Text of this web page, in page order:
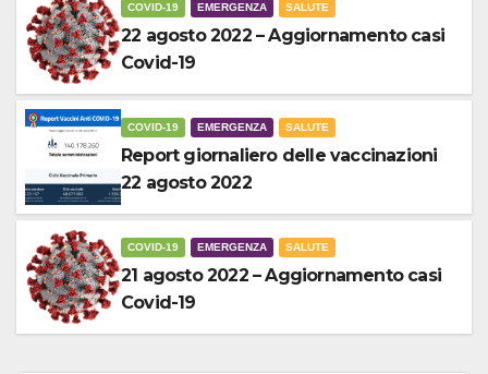
COVID-19 EMERGENZA SALUTE
22 agosto 2022 – Aggiornamento casi
Covid-19
COVID-19 EMERGENZA SALUTE
Report giornaliero delle vaccinazioni
22 agosto 2022
COVID-19 EMERGENZA SALUTE
21 agosto 2022 – Aggiornamento casi
Covid-19